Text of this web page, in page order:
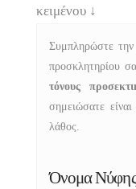
κειμένου ↓
Συμπληρώστε
προσκλητηρίου
τόνους
σημειώσατε
λάθος.
Όνομα Νύφης